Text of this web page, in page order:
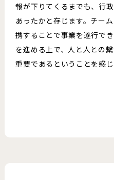
報が下りてくるまでも、行
あったかと存じます。チー
携することで事業を遂行で
を進める上で、人と人との
重要であるということを感じ